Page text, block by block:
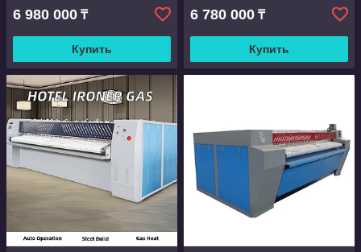
6 980 000 ₸
Купить
6 780 000 ₸
Купить